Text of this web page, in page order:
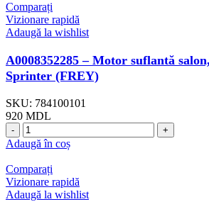
Comparați
Vizionare rapidă
Adaugă la wishlist
A0008352285 – Motor suflantă
Sprinter (FREY)
SKU: 784100101
920 MDL
Adaugă în coș
Comparați
Vizionare rapidă
Adaugă la wishlist